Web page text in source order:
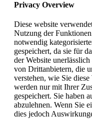
Privacy Overview
Diese website
Nutzung der
notwendig
gespeichert, da sie für
der Website
von Drittanbietern, die
verstehen, wie Sie
werden nur mit Ihrer
gespeichert. Sie haben
abzulehnen. Wenn Sie
dies jedoch